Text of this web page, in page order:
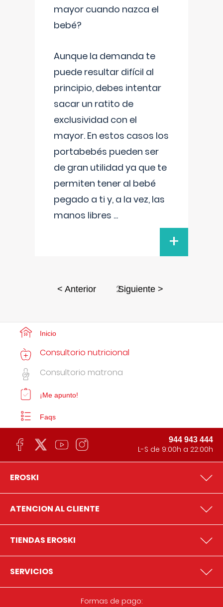
mayor cuando nazca el
bebé?
Aunque la demanda te
puede resultar difícil al
principio, debes intentar
sacar un ratito de
exclusividad con el
mayor. En estos casos los
portabebés pueden ser
de gran utilidad ya que te
permiten tener al bebé
pegado a ti y, a la vez, las
manos libres ...
+
< Anterior 2Siguiente >
Inicio
Consultorio nutricional
Consultorio matrona
¡Me apunto!
Faqs
944 943 444
L-S de 9:00h a 22:00h
EROSKI
ATENCION AL CLIENTE
TIENDAS EROSKI
SERVICIOS
Formas de pago: